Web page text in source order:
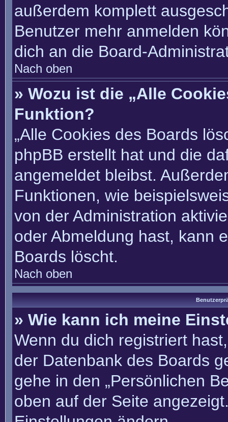
außerdem komplett
Benutzer mehr anmelden
dich an die Board-
Nach oben
» Wozu ist die „Alle
Funktion?
„Alle Cookies des Boards
phpBB erstellt hat und die
angemeldet bleibst.
Funktionen, wie
von der Administration
oder Abmeldung hast, kann
Boards löscht.
Nach oben
» Wie kann ich meine
Wenn du dich registriert
der Datenbank des Boards
gehe in den „Persönlichen
oben auf der Seite